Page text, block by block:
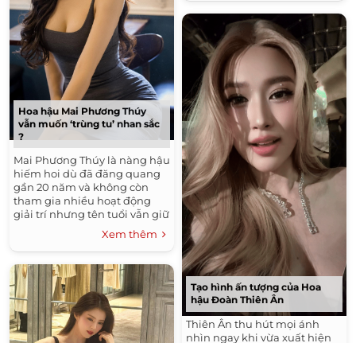
Hoa hậu Mai Phương Thúy
vẫn muốn ‘trùng tu’ nhan sắc
?
Mai Phương Thúy là nàng hậu
hiếm hoi dù đã đăng quang
gần 20 năm và không còn
tham gia nhiều hoạt động
giải trí nhưng tên tuổi vẫn giữ
Xem thêm
Tạo hình ấn tượng của Hoa
hậu Đoàn Thiên Ân
Thiên Ân thu hút mọi ánh
nhìn ngay khi vừa xuất hiện